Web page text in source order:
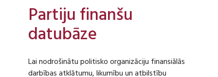
Partiju finanšu
datubāze
Lai nodrošinātu politisko organizāciju finansiālās
darbības atklātumu, likumību un atbilstību